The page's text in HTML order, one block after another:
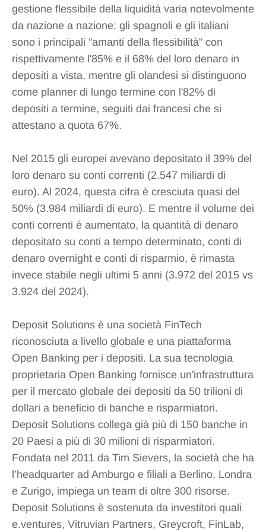
gestione flessibile della liquidità varia notevolmente
da nazione a nazione: gli spagnoli e gli italiani
sono i principali "amanti della flessibilità" con
rispettivamente l'85% e il 68% del loro denaro in
depositi a vista, mentre gli olandesi si distinguono
come planner di lungo termine con l'82% di
depositi a termine, seguiti dai francesi che si
attestano a quota 67%.
Nel 2015 gli europei avevano depositato il 39% del
loro denaro su conti correnti (2.547 miliardi di
euro). Al 2024, questa cifra è cresciuta quasi del
50% (3.984 miliardi di euro). E mentre il volume dei
conti correnti è aumentato, la quantità di denaro
depositato su conti a tempo determinato, conti di
denaro overnight e conti di risparmio, è rimasta
invece stabile negli ultimi 5 anni (3.972 del 2015 vs
3.924 del 2024).
Deposit Solutions è una società FinTech
riconosciuta a livello globale e una piattaforma
Open Banking per i depositi. La sua tecnologia
proprietaria Open Banking fornisce un'infrastruttura
per il mercato globale dei depositi da 50 trilioni di
dollari a beneficio di banche e risparmiatori.
Deposit Solutions collega già più di 150 banche in
20 Paesi a più di 30 milioni di risparmiatori.
Fondata nel 2011 da Tim Sievers, la società che ha
l’headquarter ad Amburgo e filiali a Berlino, Londra
e Zurigo, impiega un team di oltre 300 risorse.
Deposit Solutions è sostenuta da investitori quali
e.ventures, Vitruvian Partners, Greycroft, FinLab,